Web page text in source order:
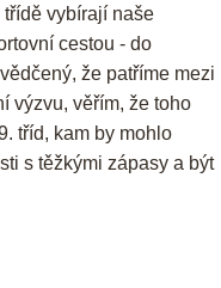
vybírají naše
cestou - do
že patříme mezi
výzvu, věřím, že toho
tříd, kam by mohlo
s těžkými zápasy a být